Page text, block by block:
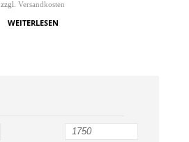
zzgl. Versandkosten
WEITERLESEN